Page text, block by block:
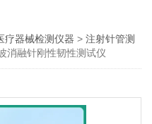
疗器械检测仪器 >注射针管测
消融针刚性韧性测试仪